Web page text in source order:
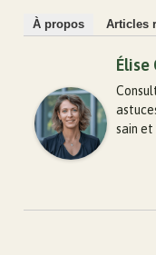
À propos Articles
Élise
sain et